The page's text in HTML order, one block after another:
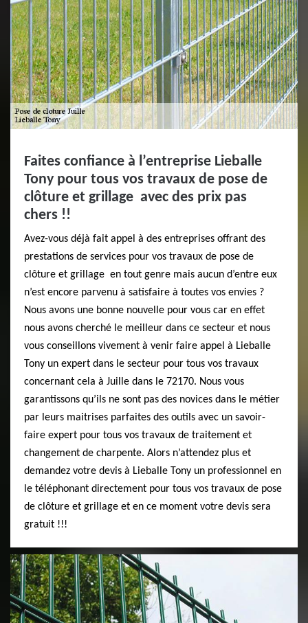
Faites confiance à l’entreprise Lieballe
Tony pour tous vos travaux de pose de
clôture et grillage avec des prix pas
chers !!
Avez-vous déjà fait appel à des entreprises offrant des
prestations de services pour vos travaux de pose de
clôture et grillage en tout genre mais aucun d’entre eux
n’est encore parvenu à satisfaire à toutes vos envies ?
Nous avons une bonne nouvelle pour vous car en effet
nous avons cherché le meilleur dans ce secteur et nous
vous conseillons vivement à venir faire appel à Lieballe
Tony un expert dans le secteur pour tous vos travaux
concernant cela à Juille dans le 72170. Nous vous
garantissons qu’ils ne sont pas des novices dans le métier
par leurs maitrises parfaites des outils avec un savoir-
faire expert pour tous vos travaux de traitement et
changement de charpente. Alors n’attendez plus et
demandez votre devis à Lieballe Tony un professionnel en
le téléphonant directement pour tous vos travaux de pose
de clôture et grillage et en ce moment votre devis sera
gratuit !!!